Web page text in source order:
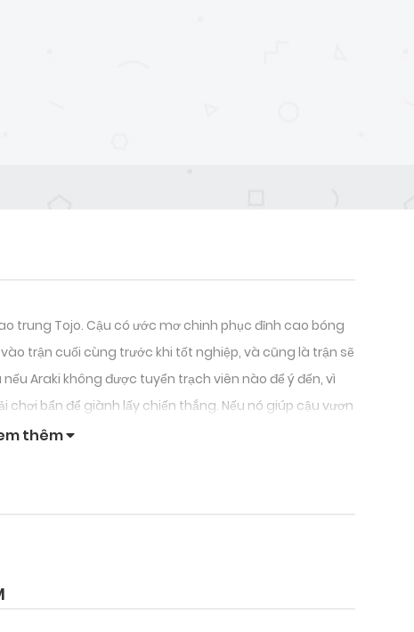
trung Tojo. Cậu có ước mơ chinh phục đỉnh cao bóng
trận cuối cùng trước khi tốt nghiệp, và cũng là trận sẽ
Araki không được tuyển trạch viên nào để ý đến, vì
chơi bẩn để giành lấy chiến thắng. Nếu nó giúp cậu vươn
tế! Không tồn tại thứ gọi là bất khả xâm phạm hay
thêm